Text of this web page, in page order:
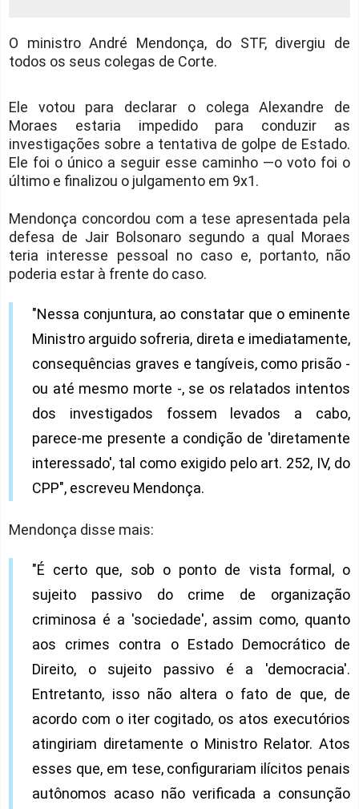
O ministro André Mendonça, do STF, divergiu de
todos os seus colegas de Corte.
Ele votou para declarar o colega Alexandre de
Moraes estaria impedido para conduzir as
investigações sobre a tentativa de golpe de Estado.
Ele foi o único a seguir esse caminho —o voto foi o
último e finalizou o julgamento em 9x1.
Mendonça concordou com a tese apresentada pela
defesa de Jair Bolsonaro segundo a qual Moraes
teria interesse pessoal no caso e, portanto, não
poderia estar à frente do caso.
"Nessa conjuntura, ao constatar que o eminente
Ministro arguido sofreria, direta e imediatamente,
consequências graves e tangíveis, como prisão -
ou até mesmo morte -, se os relatados intentos
dos investigados fossem levados a cabo,
parece-me presente a condição de 'diretamente
interessado', tal como exigido pelo art. 252, IV, do
CPP", escreveu Mendonça.
Mendonça disse mais:
"É certo que, sob o ponto de vista formal, o
sujeito passivo do crime de organização
criminosa é a 'sociedade', assim como, quanto
aos crimes contra o Estado Democrático de
Direito, o sujeito passivo é a 'democracia'.
Entretanto, isso não altera o fato de que, de
acordo com o iter cogitado, os atos executórios
atingiriam diretamente o Ministro Relator. Atos
esses que, em tese, configurariam ilícitos penais
autônomos acaso não verificada a consunção